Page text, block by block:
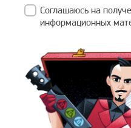
Соглашаюсь на
информационных